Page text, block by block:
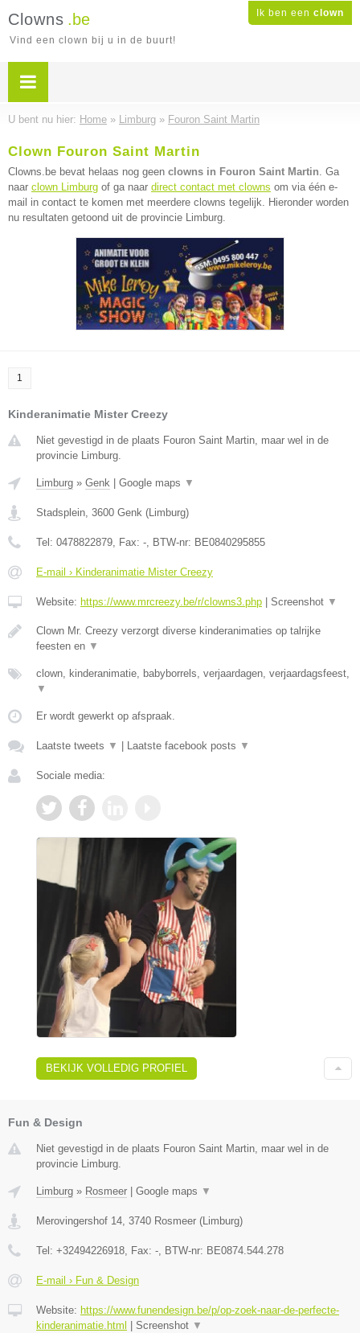
Ik ben een clown
Clowns .be
Vind een clown bij u in de buurt!
U bent nu hier: Home » Limburg » Fouron Saint Martin
Clown Fouron Saint Martin
Clowns.be bevat helaas nog geen clowns in Fouron Saint Martin. Ga
naar clown Limburg of ga naar direct contact met clowns om via één e-
mail in contact te komen met meerdere clowns tegelijk. Hieronder worden
nu resultaten getoond uit de provincie Limburg.
1
Kinderanimatie Mister Creezy
Niet gevestigd in de plaats Fouron Saint Martin, maar wel in de
provincie Limburg.
Limburg » Genk Google maps ▼
Stadsplein, 3600 Genk (Limburg)
Tel: 0478822879, Fax: -, BTW-nr: BE0840295855
E-mail › Kinderanimatie Mister Creezy
Website: https://www.mrcreezy.be/r/clowns3.php Screenshot ▼
Clown Mr. Creezy verzorgt diverse kinderanimaties op talrijke
feesten en ▼
clown, kinderanimatie, babyborrels, verjaardagen, verjaardagsfeest,
▼
Er wordt gewerkt op afspraak.
Laatste tweets ▼ Laatste facebook posts ▼
Sociale media:
BEKIJK VOLLEDIG PROFIEL
Fun & Design
Niet gevestigd in de plaats Fouron Saint Martin, maar wel in de
provincie Limburg.
Limburg » Rosmeer Google maps ▼
Merovingershof 14, 3740 Rosmeer (Limburg)
Tel: +32494226918, Fax: -, BTW-nr: BE0874.544.278
E-mail › Fun & Design
Website: https://www.funendesign.be/p/op-zoek-naar-de-perfecte-
kinderanimatie.html
Screenshot ▼